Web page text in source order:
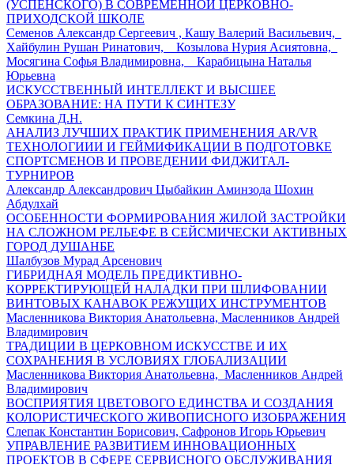
(УСПЕНСКОГО) В СОВРЕМЕННОЙ ЦЕРКОВНО-
ПРИХОДСКОЙ ШКОЛЕ
Семенов Александр Сергеевич , Кашу Валерий Васильевич,
Хайбулин Рушан Ринатович, Козылова Нурия Асиятовна,
Мосягина Софья Владимировна, Карабицына Наталья
Юрьевна
ИСКУССТВЕННЫЙ ИНТЕЛЛЕКТ И ВЫСШЕЕ
ОБРАЗОВАНИЕ: НА ПУТИ К СИНТЕЗУ
Семкина Д.Н.
АНАЛИЗ ЛУЧШИХ ПРАКТИК ПРИМЕНЕНИЯ AR/VR
ТЕХНОЛОГИИИ И ГЕЙМИФИКАЦИИ В ПОДГОТОВКЕ
СПОРТСМЕНОВ И ПРОВЕДЕНИИ ФИДЖИТАЛ-
ТУРНИРОВ
Александр Александрович Цыбайкин Аминзода Шохин
Абдулхай
ОСОБЕННОСТИ ФОРМИРОВАНИЯ ЖИЛОЙ ЗАСТРОЙКИ
НА СЛОЖНОМ РЕЛЬЕФЕ В СЕЙСМИЧЕСКИ АКТИВНЫХ
ГОРОД ДУШАНБЕ
Шалбузов Мурад Арсенович
ГИБРИДНАЯ МОДЕЛЬ ПРЕДИКТИВНО-
КОРРЕКТИРУЮЩЕЙ НАЛАДКИ ПРИ ШЛИФОВАНИИ
ВИНТОВЫХ КАНАВОК РЕЖУЩИХ ИНСТРУМЕНТОВ
Масленникова Виктория Анатольевна, Масленников Андрей
Владимирович
ТРАДИЦИИ В ЦЕРКОВНОМ ИСКУССТВЕ И ИХ
СОХРАНЕНИЯ В УСЛОВИЯХ ГЛОБАЛИЗАЦИИ
Масленникова Виктория Анатольевна, Масленников Андрей
Владимирович
ВОСПРИЯТИЯ ЦВЕТОВОГО ЕДИНСТВА И СОЗДАНИЯ
КОЛОРИСТИЧЕСКОГО ЖИВОПИСНОГО ИЗОБРАЖЕНИЯ
Слепак Константин Борисович, Сафронов Игорь Юрьевич
УПРАВЛЕНИЕ РАЗВИТИЕМ ИННОВАЦИОННЫХ
ПРОЕКТОВ В СФЕРЕ СЕРВИСНОГО ОБСЛУЖИВАНИЯ